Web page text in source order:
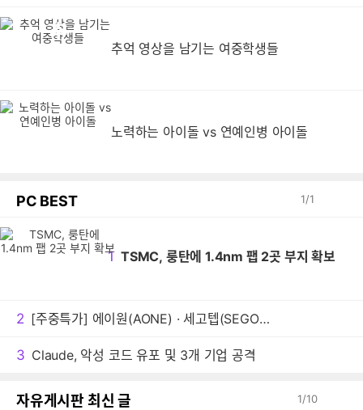
추억 영상을 남기는 여중학생들
추
노력하는 아이돌 vs 연예인병 아이돌
PC BEST 1/1
1 TSMC, 룽탄에 1.4nm 팹 2곳 부지 확보
2 [주중특가] 에이원(AONE) · 세고텝(SEGOTEP) 쿨링팬 주중 5일 한정 특가 및 1+1 프로모션 안내!
3 Claude, 악성 코드 유포 및 3개 기업 공격
자유게시판 최신 글 1/10